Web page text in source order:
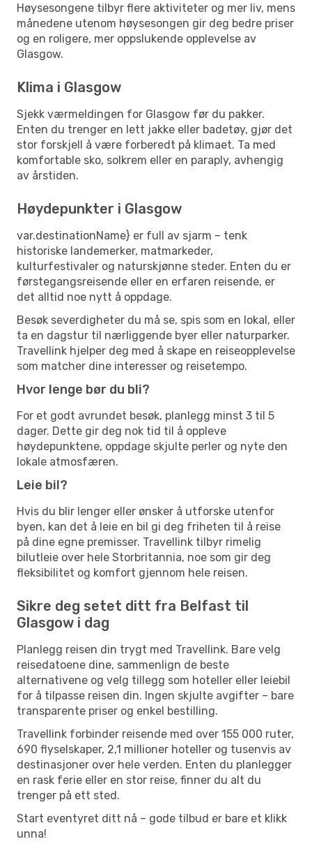
Høysesongene tilbyr flere aktiviteter og mer liv, mens
månedene utenom høysesongen gir deg bedre priser
og en roligere, mer oppslukende opplevelse av
Glasgow.
Klima i Glasgow
Sjekk værmeldingen for Glasgow før du pakker.
Enten du trenger en lett jakke eller badetøy, gjør det
stor forskjell å være forberedt på klimaet. Ta med
komfortable sko, solkrem eller en paraply, avhengig
av årstiden.
Høydepunkter i Glasgow
var.destinationName} er full av sjarm – tenk
historiske landemerker, matmarkeder,
kulturfestivaler og naturskjønne steder. Enten du er
førstegangsreisende eller en erfaren reisende, er
det alltid noe nytt å oppdage.
Besøk severdigheter du må se, spis som en lokal, eller
ta en dagstur til nærliggende byer eller naturparker.
Travellink hjelper deg med å skape en reiseopplevelse
som matcher dine interesser og reisetempo.
Hvor lenge bør du bli?
For et godt avrundet besøk, planlegg minst 3 til 5
dager. Dette gir deg nok tid til å oppleve
høydepunktene, oppdage skjulte perler og nyte den
lokale atmosfæren.
Leie bil?
Hvis du blir lenger eller ønsker å utforske utenfor
byen, kan det å leie en bil gi deg friheten til å reise
på dine egne premisser. Travellink tilbyr rimelig
bilutleie over hele Storbritannia, noe som gir deg
fleksibilitet og komfort gjennom hele reisen.
Sikre deg setet ditt fra Belfast til
Glasgow i dag
Planlegg reisen din trygt med Travellink. Bare velg
reisedatoene dine, sammenlign de beste
alternativene og velg tillegg som hoteller eller leiebil
for å tilpasse reisen din. Ingen skjulte avgifter – bare
transparente priser og enkel bestilling.
Travellink forbinder reisende med over 155 000 ruter,
690 flyselskaper, 2,1 millioner hoteller og tusenvis av
destinasjoner over hele verden. Enten du planlegger
en rask ferie eller en stor reise, finner du alt du
trenger på ett sted.
Start eventyret ditt nå – gode tilbud er bare et klikk
unna!